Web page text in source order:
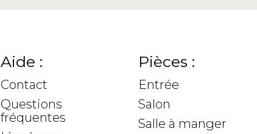
Aide :
Contact
Questions
fréquentes
Pièces :
Entrée
Salon
Salle à manger